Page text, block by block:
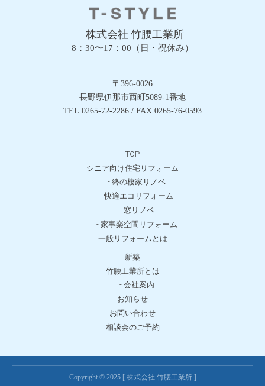
株式会社 竹腰工業所
8：30〜17：00（日・祝休み）
〒396-0026
長野県伊那市西町5089-1番地
TEL.0265-72-2286 / FAX.0265-76-0593
TOP
シニア向け住宅リフォーム
- 終の棲家リノベ
- 快適エコリフォーム
- 窓リノベ
- 家事楽空間リフォーム
一般リフォームとは
新築
竹腰工業所とは
- 会社案内
お知らせ
お問い合わせ
相談会のご予約
Copyright © 2025 [ 株式会社 竹腰工業所 ]